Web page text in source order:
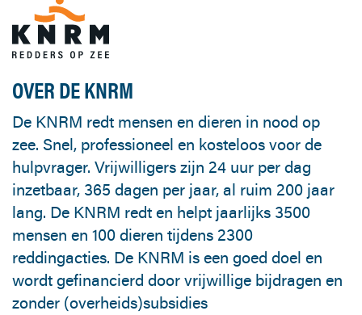
OVER DE KNRM
De KNRM redt mensen en dieren in nood op
zee. Snel, professioneel en kosteloos voor de
hulpvrager. Vrijwilligers zijn 24 uur per dag
inzetbaar, 365 dagen per jaar, al ruim 200 jaar
lang. De KNRM redt en helpt jaarlijks 3500
mensen en 100 dieren tijdens 2300
reddingacties. De KNRM is een goed doel en
wordt gefinancierd door vrijwillige bijdragen en
zonder (overheids)subsidies